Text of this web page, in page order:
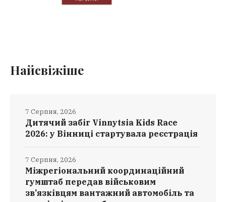
Найсвіжіше
Дитячий забіг Vinnytsia Kids Race
2026: у Вінниці стартувала реєстрація
7 Серпня, 2026
Міжрегіональний координаційний
гумштаб передав військовим
зв’язківцям вантажний автомобіль та
7 Серпня, 2026